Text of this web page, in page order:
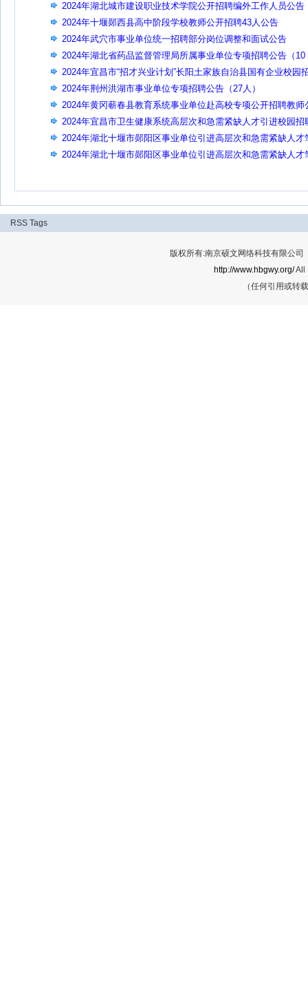
2024年湖北城市建设职业技术学院公开招聘编外工作人员公告
2024年十堰郧西县高中阶段学校教师公开招聘43人公告
2024年武穴市事业单位统一招聘部分岗位调整和面试公告
2024年湖北省药品监督管理局所属事业单位专项招聘公告（10
人）
2024年宜昌市“招才兴业计划”长阳土家族自治县国有企业校园
聘公告
2024年荆州洪湖市事业单位专项招聘公告（27人）
2024年黄冈蕲春县教育系统事业单位赴高校专项公开招聘教师
告(148人)
2024年宜昌市卫生健康系统高层次和急需紧缺人才引进校园招
公告
2024年湖北十堰市郧阳区事业单位引进高层次和急需紧缺人才
试公告
2024年湖北十堰市郧阳区事业单位引进高层次和急需紧缺人才
RSS Tags
版权所有:南京硕文网络科技有限公
http://www.hbgwy.org/All
（任何引用或转